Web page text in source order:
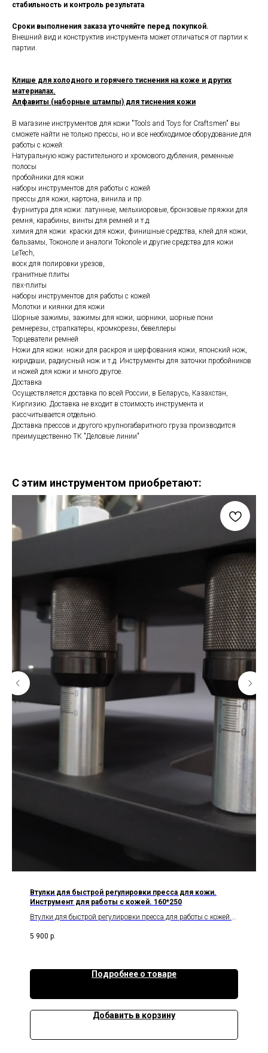
стабильность и контроль результата.
Сроки выполнения заказа уточняйте перед покупкой.
Внешний вид и конструктив инструмента может отличаться от партии к
партии.
Клише для холодного и горячего тиснения на коже и других
материалах.
Алфавиты (наборные штампы) для тиснения кожи
В магазине инструментов для кожи "Tools and Toys for Craftsmen" вы
сможете найти не только прессы, но и все необходимое оборудование для
работы с кожей:
Натуральную кожу растительного и хромового дубления, ременные
полосы
пробойники для кожи
наборы инструментов для работы с кожей
прессы для кожи, картона, винила и пр.
фурнитура для кожи: латунные, мельхиоровые, бронзовые пряжки для
ремня, карабины, винты для ремней и т.д.
химия для кожи: краски для кожи, финишные средства, клей для кожи,
бальзамы, Токоноле и аналоги Tokonole и другие средства для кожи
LeTech,
воск для полировки урезов,
гранитные плиты
пвх-плиты
наборы инструментов для работы с кожей
Молотки и киянки для кожи
Шорные зажимы, зажимы для кожи, шорники, шорные пони
ремнерезы, страпкатеры, кромкорезы, бевеллеры
Торцеватели ремней
Ножи для кожи: ножи для раскроя и шерфования кожи, японский нож,
киридаши, радиусный нож и т.д. Инструменты для заточки пробойников
и ножей для кожи и много другое.
Доставка
Осуществляется доставка по всей России, в Беларусь, Казахстан,
Киргизию. Доставка не входит в стоимость инструмента и
рассчитывается отдельно.
Доставка прессов и другого крупногабаритного груза производится
преимущественно ТК "Деловые линии"
С этим инструментом приобретают:
Втулки для быстрой регулировки пресса для кожи.
Инструмент для работы с кожей. 160*250
Втулки для быстрой регулировки пресса для работы с кожей.
есть необходимость частой смены высоты при работе со
5 900 р.
Подробнее о товаре
Добавить в корзину